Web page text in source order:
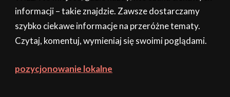
informacji – takie znajdzie. Zawsze dostarczamy
szybko ciekawe informacje na przeróżne tematy.
Czytaj, komentuj, wymieniaj się swoimi poglądami.
pozycjonowanie lokalne